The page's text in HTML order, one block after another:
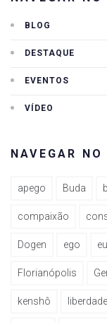
BLOG
DESTAQUE
EVENTOS
VÍDEO
NAVEGAR
apego Buda
compaixão
Dogen ego eu
Florianópolis
kenshô liberdade